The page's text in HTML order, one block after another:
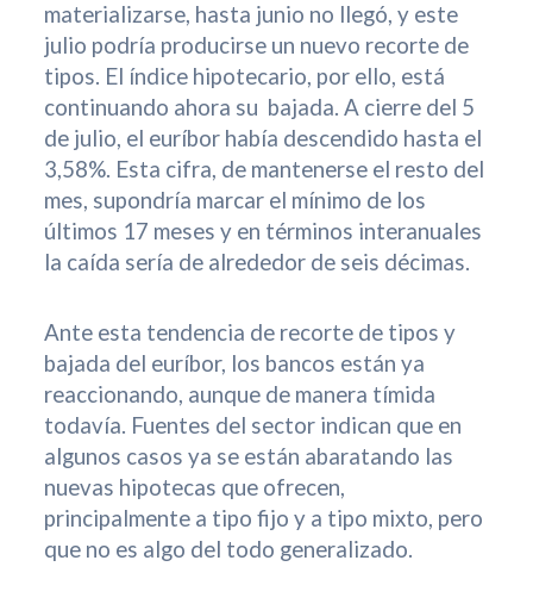
materializarse, hasta junio no llegó, y este
julio podría producirse un nuevo recorte de
tipos. El índice hipotecario, por ello, está
continuando ahora su bajada. A cierre del 5
de julio, el euríbor había descendido hasta el
3,58%. Esta cifra, de mantenerse el resto del
mes, supondría marcar el mínimo de los
últimos 17 meses y en términos interanuales
la caída sería de alrededor de seis décimas.
Ante esta tendencia de recorte de tipos y
bajada del euríbor, los bancos están ya
reaccionando, aunque de manera tímida
todavía. Fuentes del sector indican que en
algunos casos ya se están abaratando las
nuevas hipotecas que ofrecen,
principalmente a tipo fijo y a tipo mixto, pero
que no es algo del todo generalizado.